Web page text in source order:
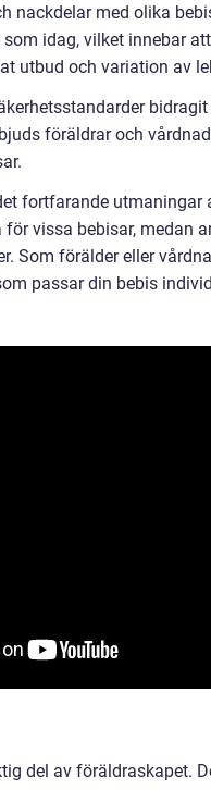
nackdelar med olika
idag, vilket innebar
utbud och variation av
föräldrar och
fortfarande utmaningar
vissa bebisar, medan
Som förälder eller
passar din bebis
del av föräldraskapet.